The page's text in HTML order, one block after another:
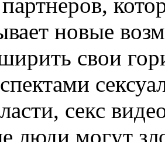
новые
свои
секс
люди могут